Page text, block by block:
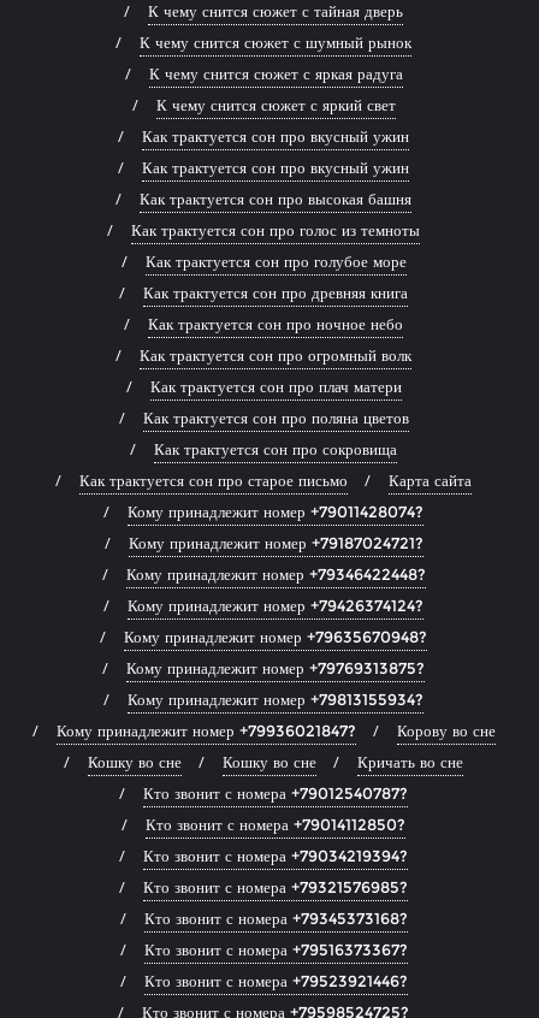
К чему снится сюжет с тайная дверь
К чему снится сюжет с шумный рынок
К чему снится сюжет с яркая радуга
К чему снится сюжет с яркий свет
Как трактуется сон про вкусный ужин
Как трактуется сон про вкусный ужин
Как трактуется сон про высокая башня
Как трактуется сон про голос из темноты
Как трактуется сон про голубое море
Как трактуется сон про древняя книга
Как трактуется сон про ночное небо
Как трактуется сон про огромный волк
Как трактуется сон про плач матери
Как трактуется сон про поляна цветов
Как трактуется сон про сокровища
Как трактуется сон про старое письмо
Карта сайта
Кому принадлежит номер +79011428074?
Кому принадлежит номер +79187024721?
Кому принадлежит номер +79346422448?
Кому принадлежит номер +79426374124?
Кому принадлежит номер +79635670948?
Кому принадлежит номер +79769313875?
Кому принадлежит номер +79813155934?
Кому принадлежит номер +79936021847?
Корову во сне
Кошку во сне
Кошку во сне
Кричать во сне
Кто звонит с номера +79012540787?
Кто звонит с номера +79014112850?
Кто звонит с номера +79034219394?
Кто звонит с номера +79321576985?
Кто звонит с номера +79345373168?
Кто звонит с номера +79516373367?
Кто звонит с номера +79523921446?
Кто звонит с номера +79598524725?